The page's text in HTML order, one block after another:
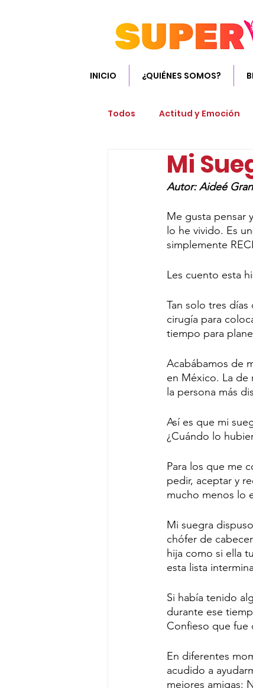
INICIO ¿QUIÉNES SOMOS?
Todos Actitud y Emoción
Salud y Nutrición
Mi
Autor: Aideé
Me gusta pensar
lo he vivido. Es
simplemente
Les cuento esta
Tan solo tres
cirugía para
tiempo para
Acabábamos de
en México. La de
la persona más
Así es que mi
¿Cuándo lo
Para los que me
pedir, aceptar y
mucho menos lo
Mi suegra
chófer de
hija como si ella
esta lista
Si había tenido
durante ese
Confieso que fue
En diferentes
acudido a
mejores amigas: